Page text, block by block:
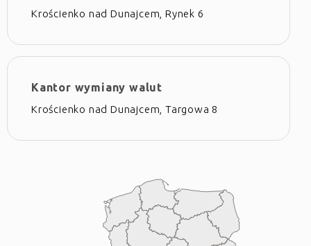
Krościenko nad Dunajcem, Rynek 6
Kantor wymiany walut
Krościenko nad Dunajcem, Targowa 8